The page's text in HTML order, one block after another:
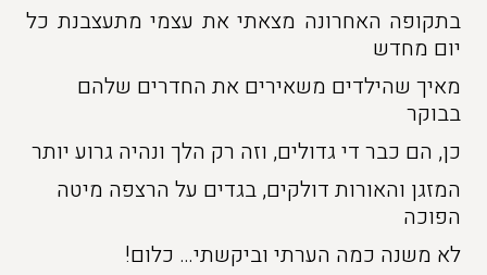
בתקופה האחרונה מצאתי את עצמי מתעצבנת כל
יום מחדש
מאיך שהילדים משאירים את החדרים שלהם
בבוקר
כן, הם כבר די גדולים, וזה רק הלך ונהיה גרוע יותר
המזגן והאורות דולקים, בגדים על הרצפה מיטה
הפוכה
לא משנה כמה הערתי וביקשתי… כלום!